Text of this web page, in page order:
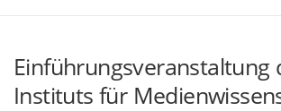
INSTITUT
Einführungsveranstaltung
Instituts für